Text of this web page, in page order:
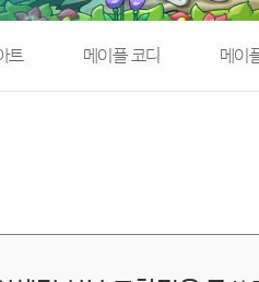
트 메이플 코디 메이